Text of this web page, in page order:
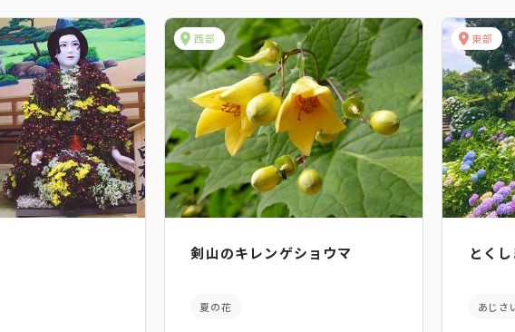
西部
剣山のキレンゲショウマ
夏の花
東部
とく
あじさ